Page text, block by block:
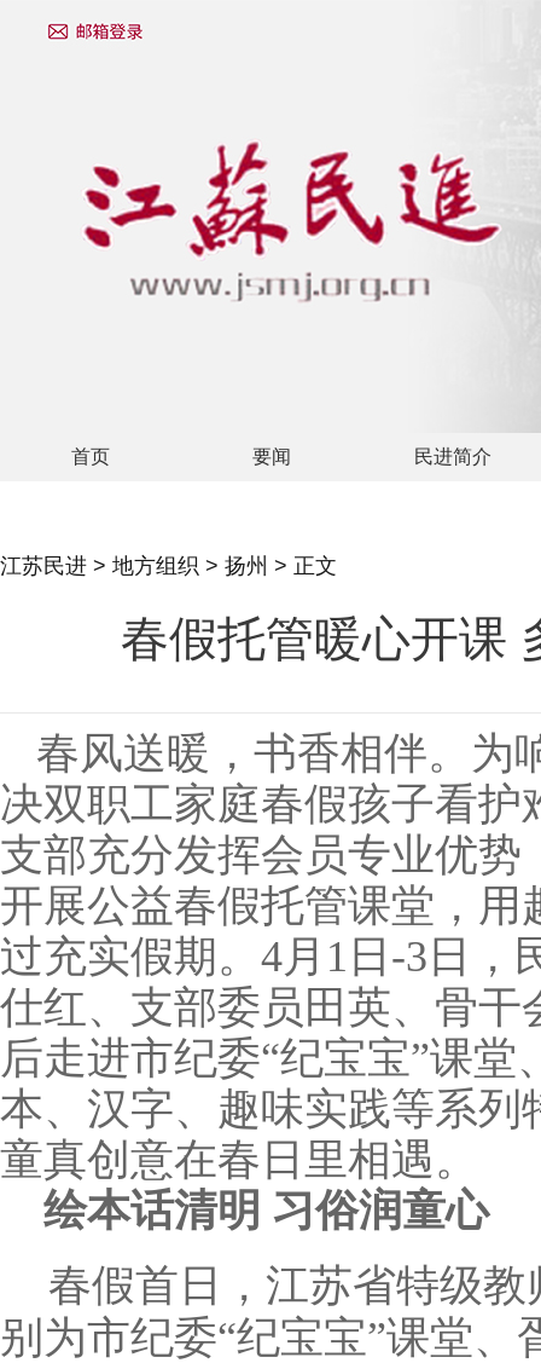
首页 要闻 民进简介
江苏民进 > 地方组织 > 扬州 > 正文
春假托管暖心开课
春风送暖，书香相伴。为
决双职工家庭春假孩子看
支部充分发挥会员专业优
开展公益春假托管课堂，
过充实假期。4月1日 -3日，
仕红、支部委员田英、骨
后走进市纪委“纪宝宝”课
本、汉字、趣味实践等系
童真创意在春日里相遇。
绘本话清明 习俗润童心
春假首日，江苏省特级
别为市纪委“纪宝宝”课堂、